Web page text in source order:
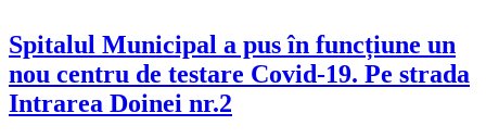
Spitalul Municipal a pus în funcțiune un
nou centru de testare Covid-19. Pe strada
Intrarea Doinei nr.2